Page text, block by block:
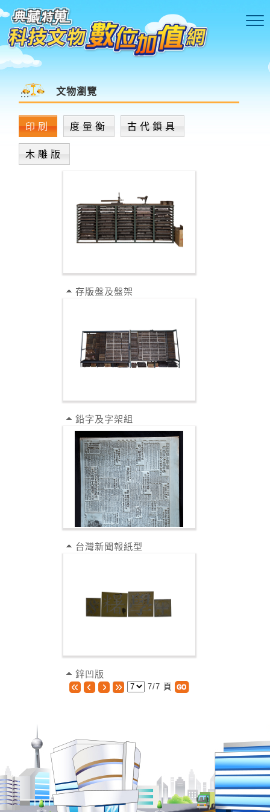
跳到主要內容區塊
::: 文物瀏覽
印刷 度量衡 古代鎖具
木雕版
存版盤及盤架
鉛字及字架組
台灣新聞報紙型
鋅凹版
7/7 頁